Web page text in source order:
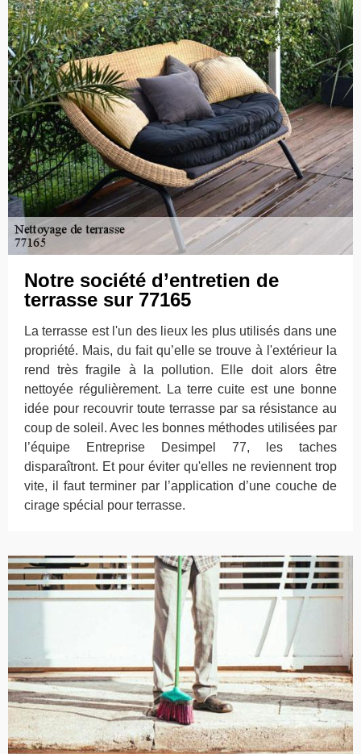
Notre société d’entretien de
terrasse sur 77165
La terrasse est l'un des lieux les plus utilisés dans une
propriété. Mais, du fait qu’elle se trouve à l'extérieur la
rend très fragile à la pollution. Elle doit alors être
nettoyée régulièrement. La terre cuite est une bonne
idée pour recouvrir toute terrasse par sa résistance au
coup de soleil. Avec les bonnes méthodes utilisées par
l’équipe Entreprise Desimpel 77, les taches
disparaîtront. Et pour éviter qu'elles ne reviennent trop
vite, il faut terminer par l’application d’une couche de
cirage spécial pour terrasse.